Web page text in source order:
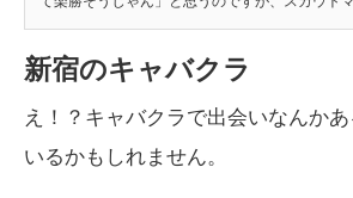
新宿のキャバクラ
え！？キャバクラで出会いなんか
いるかもしれません。